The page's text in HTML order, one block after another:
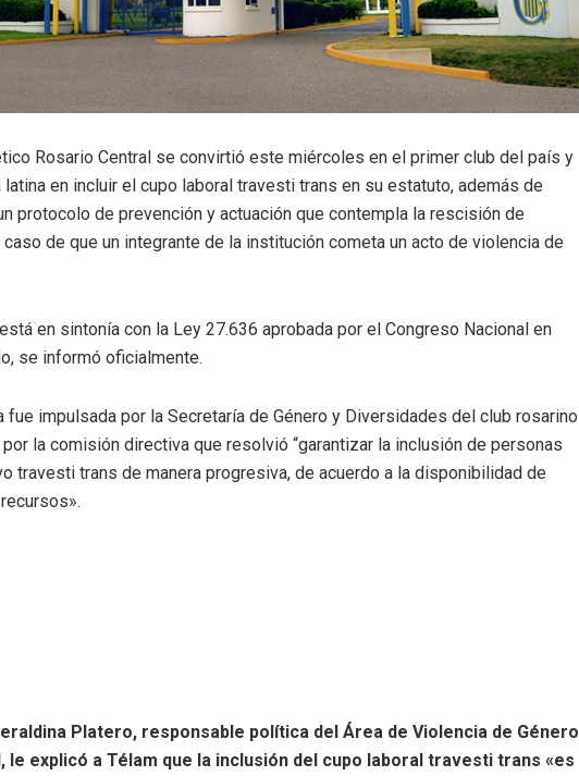
Rosario Central se convirtió este miércoles en el primer club del país y
latina en incluir el cupo laboral travesti trans en su estatuto, además de
protocolo de prevención y actuación que contempla la rescisión de
de que un integrante de la institución cometa un acto de violencia de
en sintonía con la Ley 27.636 aprobada por el Congreso Nacional en
se informó oficialmente.
fue impulsada por la Secretaría de Género y Diversidades del club rosarino
la comisión directiva que resolvió “garantizar la inclusión de personas
travesti trans de manera progresiva, de acuerdo a la disponibilidad de
Platero, responsable política del Área de Violencia de Género
le explicó a Télam que la inclusión del cupo laboral travesti trans «es